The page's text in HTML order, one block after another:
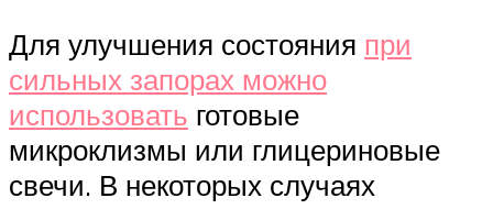
Для улучшения состояния при
сильных запорах можно
использовать готовые
микроклизмы или глицериновые
свечи. В некоторых случаях